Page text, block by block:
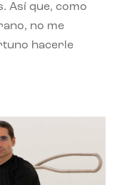
Así que, como
no me
hacerle